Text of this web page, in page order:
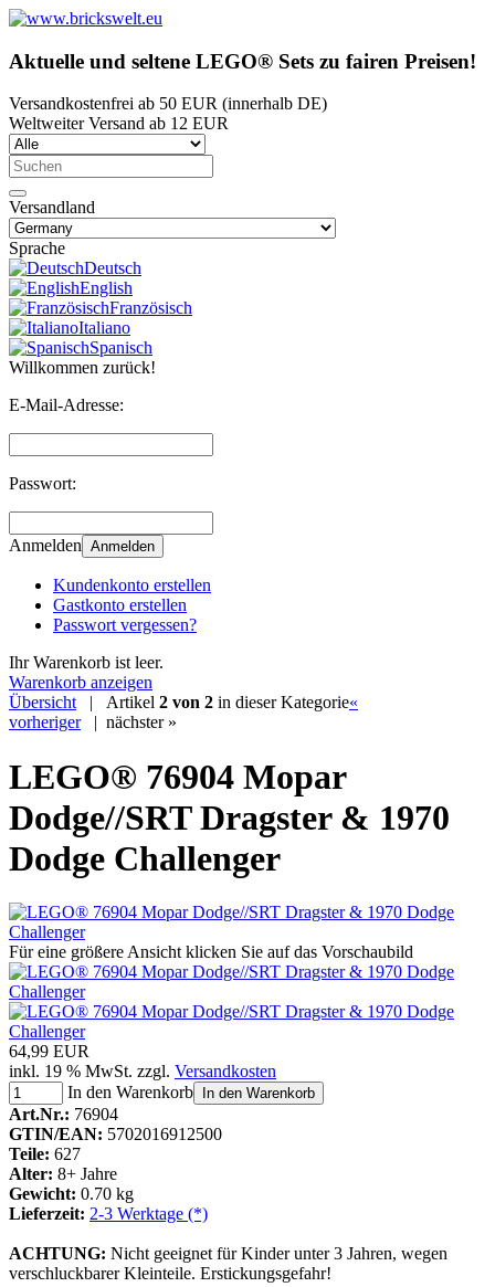
Aktuelle und seltene LEGO® Sets zu fairen Preisen!
Versandkostenfrei ab 50 EUR (innerhalb DE)
Weltweiter Versand ab 12 EUR
Versandland
Sprache
Deutsch
English
Französisch
Italiano
Spanisch
Willkommen zurück!
E-Mail-Adresse:
Passwort:
Anmelden Anmelden
Kundenkonto erstellen
Gastkonto erstellen
Passwort vergessen?
Ihr Warenkorb ist leer.
Warenkorb anzeigen
Übersicht| Artikel 2 von 2 in dieser Kategorie«
vorheriger| nächster »
LEGO® 76904 Mopar
Dodge//SRT Dragster & 1970
Dodge Challenger
Für eine größere Ansicht klicken Sie auf das Vorschaubild
64,99 EUR
inkl. 19 % MwSt. zzgl. Versandkosten
In den Warenkorb
In den Warenkorb
Art.Nr.: 76904
GTIN/EAN: 5702016912500
Teile: 627
Alter: 8+ Jahre
Gewicht: 0.70 kg
Lieferzeit: 2-3 Werktage (*)
ACHTUNG: Nicht geeignet für Kinder unter 3 Jahren, wegen
verschluckbarer Kleinteile. Erstickungsgefahr!